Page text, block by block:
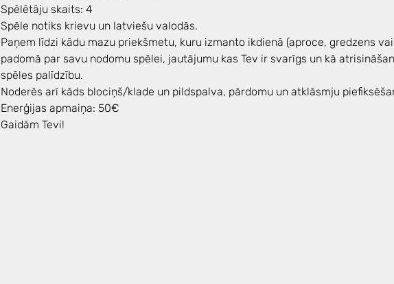
Spēlētāju skaits: 4
Spēle notiks krievu un latviešu valodās.
Paņem līdzi kādu mazu priekšmetu, kuru izmanto ikdienā (aproce, gredzens
padomā par savu nodomu spēlei, jautājumu kas Tev ir svarīgs un kā
spēles palīdzību.
Noderēs arī kāds blociņš/klade un pildspalva, pārdomu un atklāsmju
Enerģijas apmaiņa: 50€
Gaidām Tevi!